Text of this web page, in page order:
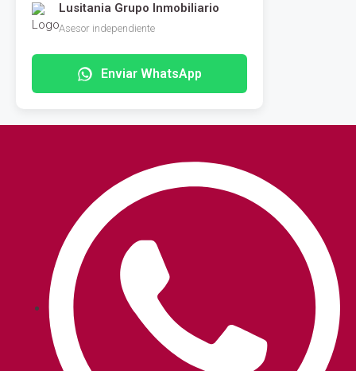
Lusitania Grupo Inmobiliario
Asesor independiente
Enviar WhatsApp